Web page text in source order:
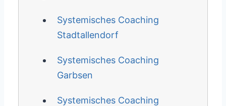
Systemisches Coaching
Stadtallendorf
Systemisches Coaching
Garbsen
Systemisches Coaching